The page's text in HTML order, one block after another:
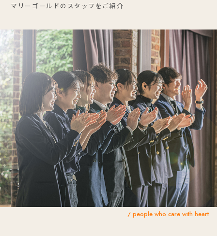
MARRYGOLD
Ceremony & Party hall
Naser ナセール
Sincere シンシア
Chapel チャペル
Dress & Wedding item
ドレス
ヘアアイテム
ウェディングアイテム
挙式までの流れ
Surprise proposal
サプライズプロポーズ
ブライダルフェア
パーティーレポート
ウェディングプラン
スタッフ
お知らせ
プライバシーポリシー
お問い合わせ
マリーゴールドのスタッフをご紹介
/ people who care with heart